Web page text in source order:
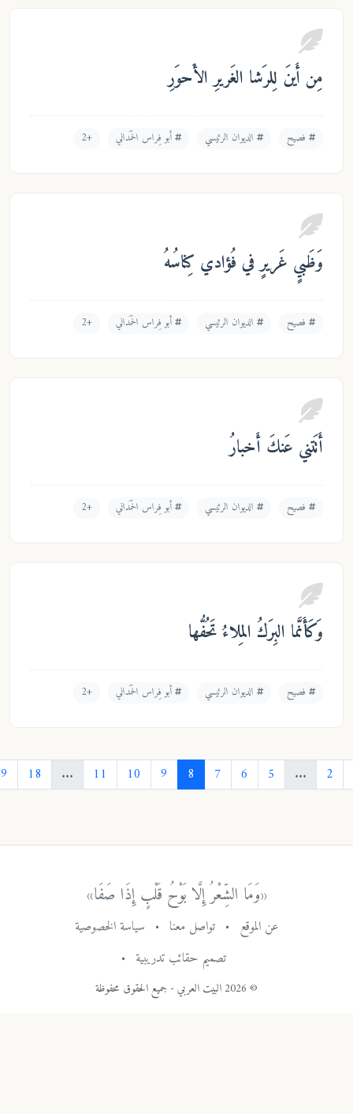
أَينَ لِلرَشا الغَريرِ الأَحوَرِ
الديوان الرئيسي أبو فِراس الحَمَداني +2
غَريرٍ في فُؤادي كِناسُهُ
الديوان الرئيسي أبو فِراس الحَمَداني +2
عَنكَ أَخبارُ
الديوان الرئيسي أبو فِراس الحَمَداني +2
البِرَكُ المِلاءُ تَحُفُّها
الديوان الرئيسي أبو فِراس الحَمَداني +2
10
11
...
18
19
«وَمَا الشِّعْرُ إِلَّا بَوْحُ قَلْبٍ إِذَا صَفَا»
• تواصل معنا • سياسة الخصوصية
تصميم حقائب تدريبية •